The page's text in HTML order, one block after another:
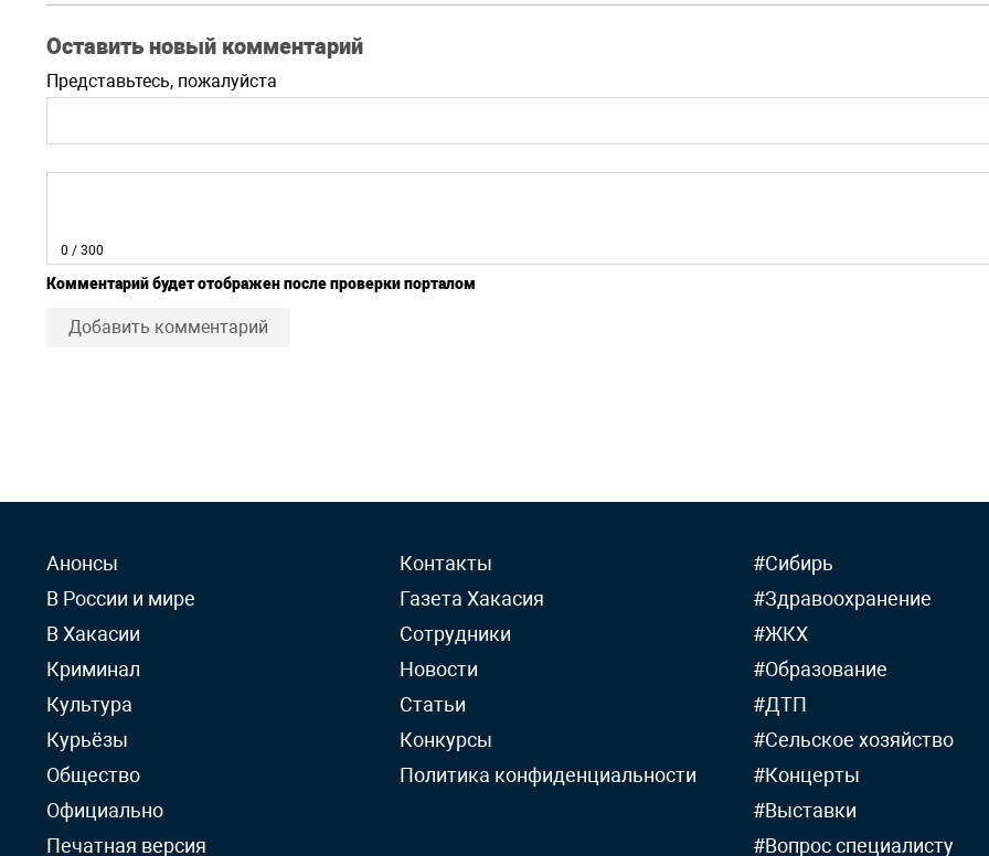
Оставить новый комментарий
Представьтесь, пожалуйста
0 / 300
Комментарий будет отображен после проверки порталом
Добавить комментарий
Анонсы
В России и мире
В Хакасии
Криминал
Культура
Курьёзы
Общество
Официально
Печатная версия
Контакты
Газета Хакасия
Сотрудники
Новости
Статьи
Конкурсы
Политика конфиденциальности
#Сибирь
#Здравоохранение
#ЖКХ
#Образование
#ДТП
#Сельское хозяйство
#Концерты
#Выставки
#Вопрос специалисту